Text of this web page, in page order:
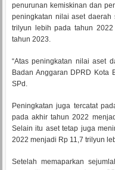
penurunan kemiskinan dan
peningkatan nilai aset
trilyun lebih pada tahun
tahun 2023.
“Atas peningkatan nilai aset
Badan Anggaran DPRD Kota
SPd.
Peningkatan juga tercatat
pada akhir tahun 2022
Selain itu aset tetap juga
2022 menjadi Rp 11,7 trilyun
Setelah memaparkan